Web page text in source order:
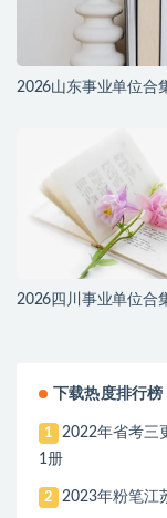
2026山东事业单位合
2026四川事业单位合
下载热度排行榜
1
2022年省考三
1册
2 2023年粉笔江